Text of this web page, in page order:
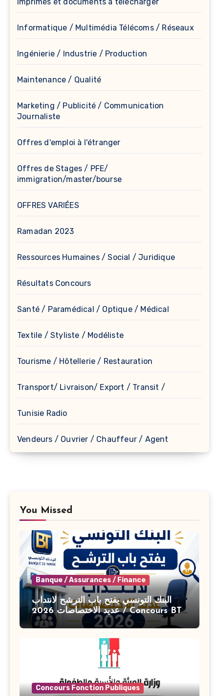
Imprimés et documents à télècharger
Informatique / Multimédia Télécoms / Réseaux
Ingénierie / Industrie / Production
Maintenance / Qualité
Marketing / Publicité / Communication
Journaliste
Offres d'emploi à l'étranger
Offres de Stages / PFE/
immigration/master/bourse
OFFRES VARIÉES
Ramadan 2023
Ressources Humaines / Social / Juridique
Résultats Concours
Santé / Paramédical / Optique / Médical
Textile / Styliste / Modéliste
Tourisme / Hôtellerie / Restauration
Transport/ Livraison/ Export / Transit /
Tunisie Radio
Vendeurs / Ouvrier / Chauffeur / Agent
You Missed
Banque / Assurances / Finance
البنك التونسي يفتح باب الترشح لانتداب
عديد الاختصاصات 2026 / Concours BT
Banque de Tunisie 2026
Concours Fonction Publiques